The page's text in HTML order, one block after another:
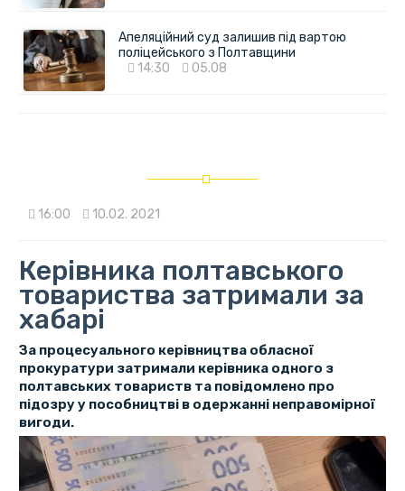
Апеляційний суд залишив під вартою
поліцейського з Полтавщини
14:30
05.08
16:00 10.02. 2021
Керівника полтавського
товариства затримали за
хабарі
За процесуального керівництва обласної
прокуратури затримали керівника одного з
полтавських товариств та повідомлено про
підозру у пособництві в одержанні неправомірної
вигоди.